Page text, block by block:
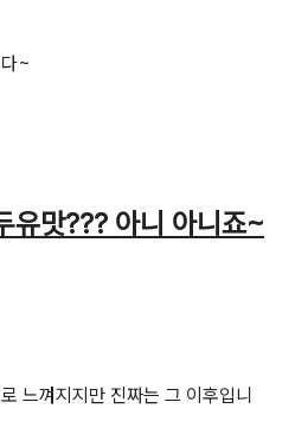
~
유맛??? 아니 아니죠~
느껴지지만 진짜는 그 이후입니